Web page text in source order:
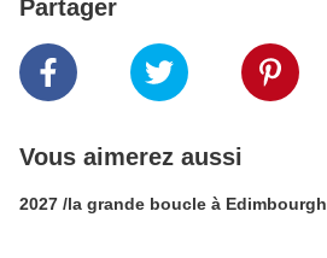
Partager
Vous aimerez aussi
2027 /la grande boucle à Edimbourgh